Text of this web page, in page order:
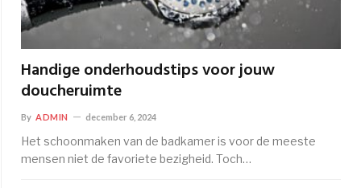
Handige onderhoudstips voor jouw
doucheruimte
By ADMIN december 6, 2024
Het schoonmaken van de badkamer is voor de meeste
mensen niet de favoriete bezigheid. Toch…